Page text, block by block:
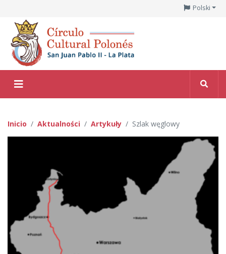
Polski
Inicio Aktualności Artykuły Szlak węglowy